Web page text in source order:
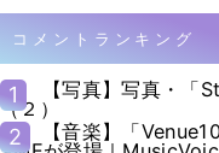
コメントランキング
1
【写真】写真・
（２）
2
【音楽】「